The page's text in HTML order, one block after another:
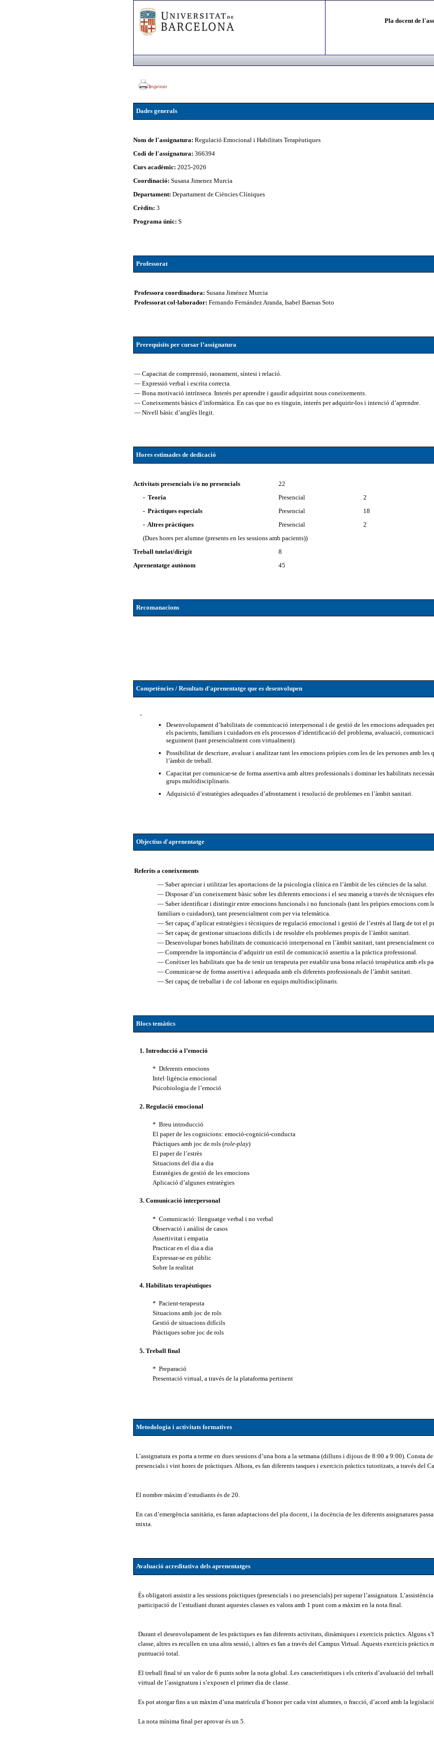
Pla docent de
Dades generals
Nom de l'assignatura:Regulació Emocional i Habilitats Terapèutiques
Codi de l'assignatura:366394
Curs acadèmic:2025-2026
Coordinació:Susana Jimenez Murcia
Departament:Departament de Ciències Clíniques
Crèdits:3
Programa únic:S
Professorat
Professora coordinadora:Susana Jiménez Murcia
Professorat col·laborador:Fernando Fernández Aranda, Isabel Baenas Soto
Prerequisits per cursar l’assignatura
— Capacitat de comprensió, raonament, síntesi i relació.
— Expressió verbal i escrita correcta.
— Bona motivació intrínseca. Interès per aprendre i gaudir adquirint nous coneixements.
— Coneixements bàsics d’informàtica. En cas que no es tinguin, interès per adquirir-los i intenció d’aprendre.
— Nivell bàsic d’anglès llegit.
Hores estimades de dedicació
Activitats presencials i/o no presencials
22
- Teoria
Presencial
2
- Pràctiques especials
Presencial
18
- Altres pràctiques
Presencial
2
(Dues hores per alumne (presents en les sessions amb pacients))
Treball tutelat/dirigit
8
Aprenentatge autònom
45
Recomanacions
Competències / Resultats d'aprenentatge que es desenvolupen
-
Desenvolupament d’habilitats de comunicació interpersonal i de gestió de les emocions adequades
els pacients, familiars i cuidadors en els processos d’identificació del problema, avaluació,
seguiment (tant presencialment com virtualment).
Possibilitat de descriure, avaluar i analitzar tant les emocions pròpies com les de les persones amb les
l’àmbit de treball.
Capacitat per comunicar-se de forma assertiva amb altres professionals i dominar les habilitats
grups multidisciplinaris.
Adquisició d’estratègies adequades d’afrontament i resolució de problemes en l’àmbit sanitari.
Objectius d'aprenentatge
Referits a coneixements
— Saber apreciar i utilitzar les aportacions de la psicologia clínica en l’àmbit de les ciències de la salut.
— Disposar d’un coneixement bàsic sobre les diferents emocions i el seu maneig a través de tècniques
— Saber identificar i distingir entre emocions funcionals i no funcionals (tant les pròpies emocions com
familiars o cuidadors), tant presencialment com per via telemàtica.
— Ser capaç d’aplicar estratègies i tècniques de regulació emocional i gestió de l’estrès al llarg de tot el
— Ser capaç de gestionar situacions difícils i de resoldre els problemes propis de l’àmbit sanitari.
— Desenvolupar bones habilitats de comunicació interpersonal en l’àmbit sanitari, tant presencialment
— Comprendre la importància d’adquirir un estil de comunicació assertiu a la pràctica professional.
— Conèixer les habilitats que ha de tenir un terapeuta per establir una bona relació terapèutica amb els
— Comunicar-se de forma assertiva i adequada amb els diferents professionals de l’àmbit sanitari.
— Ser capaç de treballar i de col·laborar en equips multidisciplinaris.
Blocs temàtics
1. Introducció a l’emoció
* Diferents emocions
Intel·ligència emocional
Psicobiologia de l’emoció
2. Regulació emocional
* Breu introducció
El paper de les cognicions: emoció-cognició-conducta
Pràctiques amb joc de rols (role-play)
El paper de l’estrès
Situacions del dia a dia
Estratègies de gestió de les emocions
Aplicació d’algunes estratègies
3. Comunicació interpersonal
* Comunicació: llenguatge verbal i no verbal
Observació i anàlisi de casos
Assertivitat i empatia
Practicar en el dia a dia
Expressar-se en públic
Sobre la realitat
4. Habilitats terapèutiques
* Pacient-terapeuta
Situacions amb joc de rols
Gestió de situacions difícils
Pràctiques sobre joc de rols
5. Treball final
* Preparació
Presentació virtual, a través de la plataforma pertinent
Metodologia i activitats formatives
L’assignatura es porta a terme en dues sessions d’una hora a la setmana (dilluns i dijous de 8:00 a 9:00). Consta
presencials i vint hores de pràctiques. Alhora, es fan diferents tasques i exercicis pràctics tutoritzats, a través del
El nombre màxim d’estudiants és de 20.
En cas d’emergència sanitària, es faran adaptacions del pla docent, i la docència de les diferents assignatures
mixta.
Avaluació acreditativa dels aprenentatges
És obligatori assistir a les sessions pràctiques (presencials i no presencials) per superar l’assignatura.
participació de l’estudiant durant aquestes classes es valora amb 1 punt com a màxim en la nota final.
Durant el desenvolupament de les pràctiques es fan diferents activitats, dinàmiques i exercicis pràctics. Alguns
classe, altres es recullen en una altra sessió, i altres es fan a través del Campus Virtual. Aquests exercicis pràctics
puntuació total.
El treball final té un valor de 6 punts sobre la nota global. Les característiques i els criteris d’avaluació del
virtual de l’assignatura i s’exposen el primer dia de classe.
Es pot atorgar fins a un màxim d’una matrícula d’honor per cada vint alumnes, o fracció, d’acord amb la
La nota mínima final per aprovar és un 5.